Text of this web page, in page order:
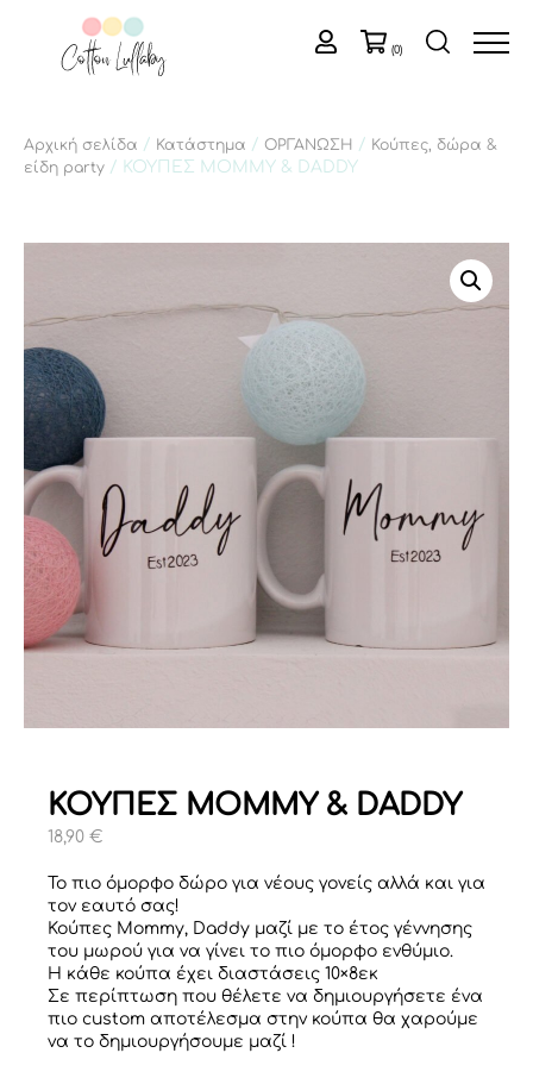
(0)
Αρχική σελίδα / Κατάστημα / ΟΡΓΑΝΩΣΗ / Κούπες, δώρα &
είδη party / ΚΟΥΠΕΣ MOMMY & DADDY
ΚΟΥΠΕΣ MOMMY & DADDY
18,90 €
Το πιο όμορφο δώρο για νέους γονείς αλλά και για
τον εαυτό σας!
Κούπες Μommy, Daddy μαζί με το έτος γέννησης
του μωρού για να γίνει το πιο όμορφο ενθύμιο.
Η κάθε κούπα έχει διαστάσεις 10×8εκ
Σε περίπτωση που θέλετε να δημιουργήσετε ένα
πιο custom αποτέλεσμα στην κούπα θα χαρούμε
να το δημιουργήσουμε μαζί !